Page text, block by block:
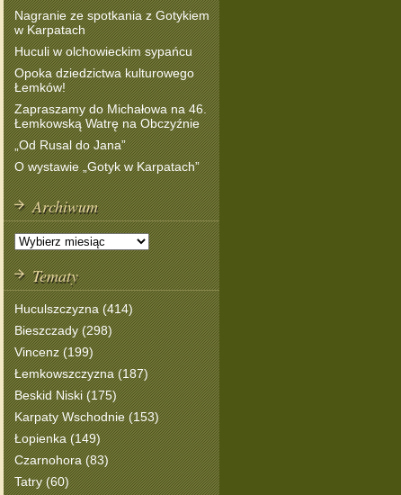
Nagranie ze spotkania z Gotykiem
w Karpatach
Huculi w olchowieckim sypańcu
Opoka dziedzictwa kulturowego
Łemków!
Zapraszamy do Michałowa na 46.
Łemkowską Watrę na Obczyźnie
„Od Rusal do Jana”
O wystawie „Gotyk w Karpatach”
Archiwum
Tematy
Huculszczyzna (414)
Bieszczady (298)
Vincenz (199)
Łemkowszczyzna (187)
Beskid Niski (175)
Karpaty Wschodnie (153)
Łopienka (149)
Czarnohora (83)
Tatry (60)